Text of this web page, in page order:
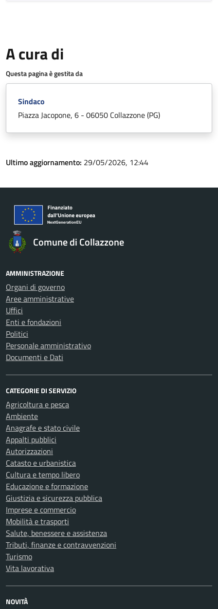
A cura di
Questa pagina è gestita da
Sindaco
Piazza Jacopone, 6 - 06050 Collazzone (PG)
Ultimo aggiornamento: 29/05/2026, 12:44
Comune di Collazzone
AMMINISTRAZIONE
Organi di governo
Aree amministrative
Uffici
Enti e fondazioni
Politici
Personale amministrativo
Documenti e Dati
CATEGORIE DI SERVIZIO
Agricoltura e pesca
Ambiente
Anagrafe e stato civile
Appalti pubblici
Autorizzazioni
Catasto e urbanistica
Cultura e tempo libero
Educazione e formazione
Giustizia e sicurezza pubblica
Imprese e commercio
Mobilità e trasporti
Salute, benessere e assistenza
Tributi, finanze e contravvenzioni
Turismo
Vita lavorativa
NOVITÀ